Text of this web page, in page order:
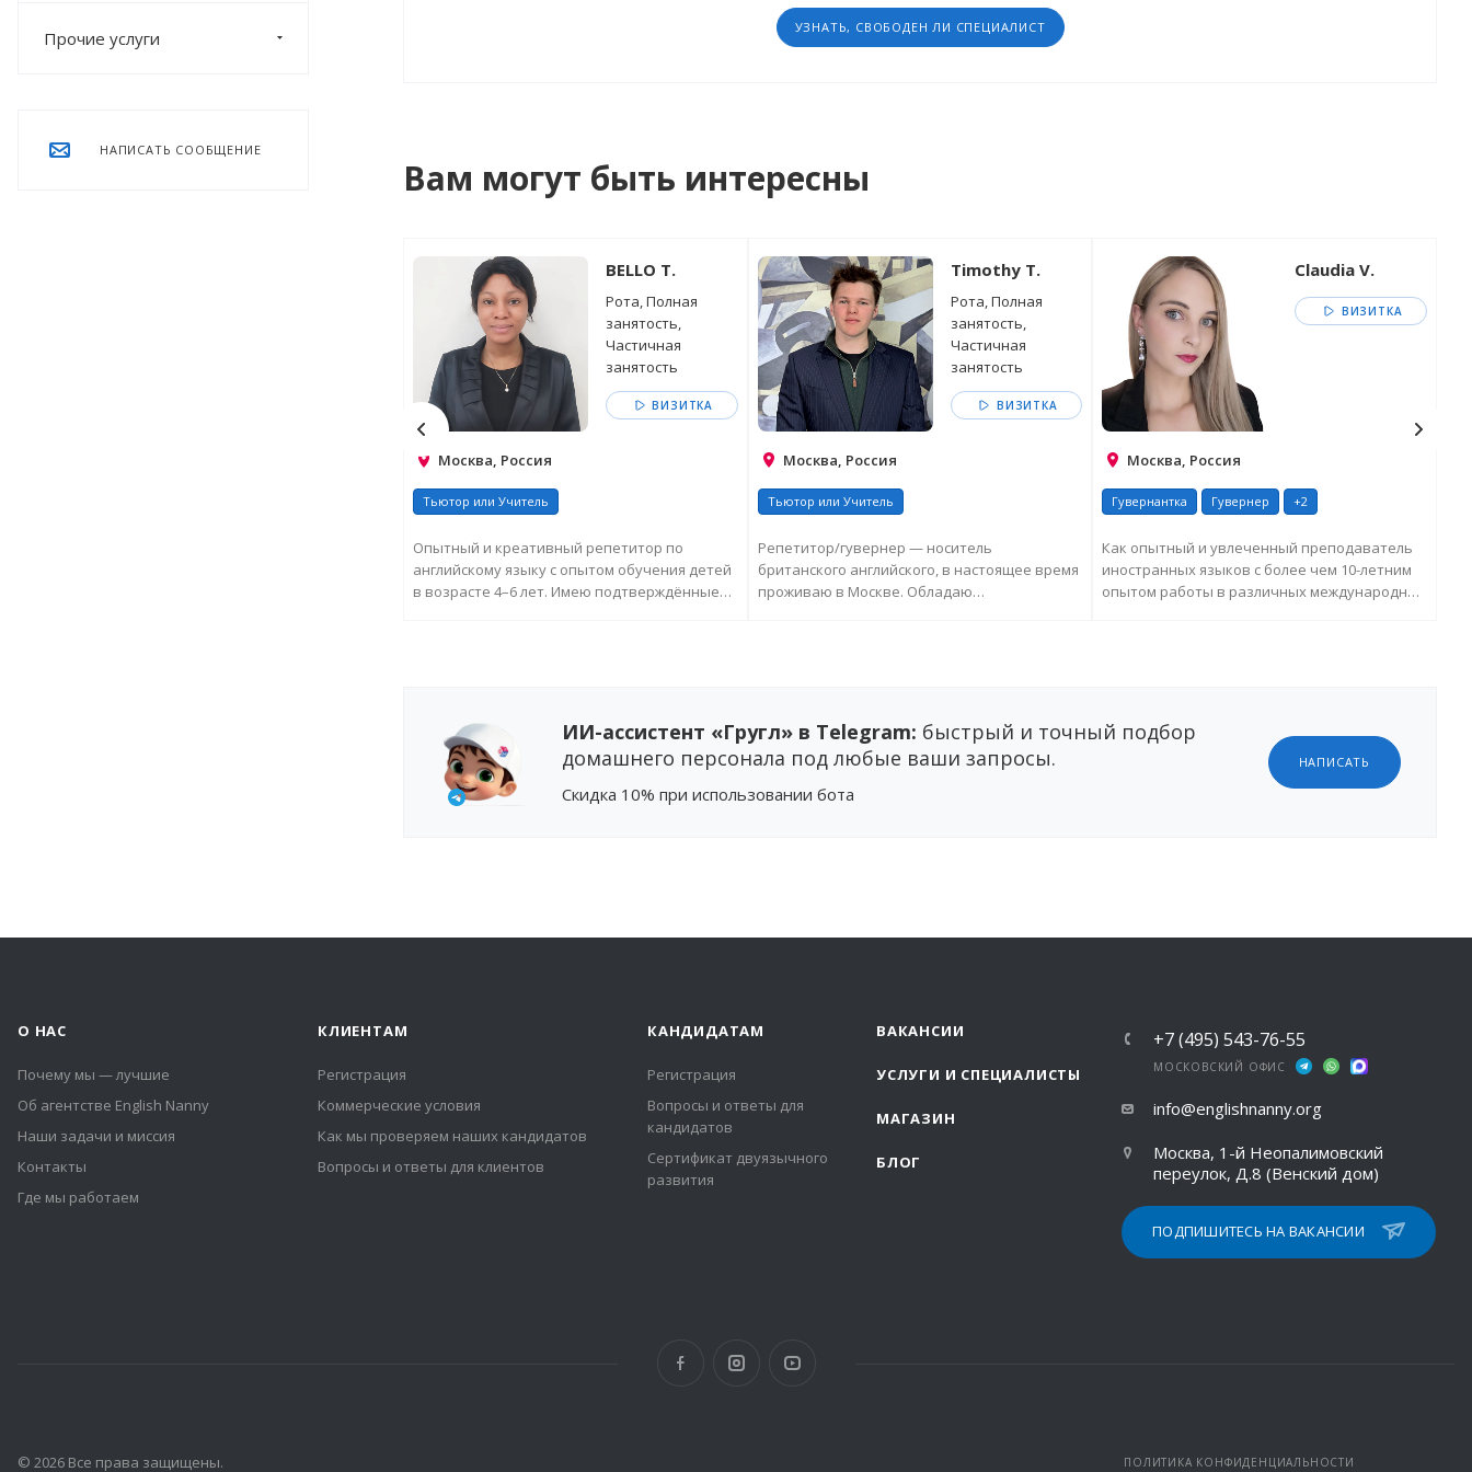
Прочие услуги
НАПИСАТЬ СООБЩЕНИЕ
УЗНАТЬ, СВОБОДЕН ЛИ СПЕЦИАЛИСТ
Вам могут быть интересны
BELLO T.
Рота, Полная
занятость,
Частичная
занятость
ВИЗИТКА
Москва, Россия
Тьютор или Учитель
Опытный и креативный репетитор по
английскому языку с опытом обучения детей
в возрасте 4–6 лет. Имею подтверждённые
Timothy T.
Рота, Полная
занятость,
Частичная
занятость
ВИЗИТКА
Москва, Россия
Тьютор или Учитель
Репетитор/гувернер — носитель
британского английского, в настоящее время
проживаю в Москве. Обладаю
Claudia V.
ВИЗИТКА
Москва, Россия
Гувернантка Гувернер +2
Как опытный и увлеченный преподаватель
иностранных языков с более чем 10-летним
опытом работы в различных международных
ИИ-ассистент «Гругл» в Telegram: быстрый и точный подбор
домашнего персонала под любые ваши запросы.
НАПИСАТЬ
Cкидка 10% при использовании бота
О НАС
Почему мы — лучшие
Об агентстве English Nanny
Наши задачи и миссия
Контакты
Где мы работаем
КЛИЕНТАМ
Регистрация
Коммерческие условия
Как мы проверяем наших кандидатов
Вопросы и ответы для клиентов
КАНДИДАТАМ
Регистрация
Вопросы и ответы для
кандидатов
Сертификат двуязычного
развития
ВАКАНСИИ
УСЛУГИ И СПЕЦИАЛИСТЫ
МАГАЗИН
БЛОГ
+7 (495) 543-76-55
МОСКОВСКИЙ ОФИС
info@englishnanny.org
Москва, 1-й Неопалимовский
переулок, Д.8 (Венский дом)
ПОДПИШИТЕСЬ НА ВАКАНСИИ
ПОЛИТИКА КОНФИДЕНЦИАЛЬНОСТИ
© 2026 Все права защищены.